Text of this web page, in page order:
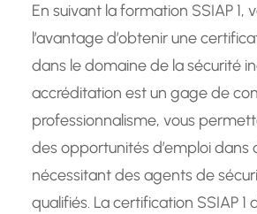
En suivant la formation SSIAP 1,
l’avantage d’obtenir une
dans le domaine de la sécurité
accréditation est un gage de
professionnalisme, vous
des opportunités d’emploi dans
nécessitant des agents de
qualifiés. La certification SSIAP